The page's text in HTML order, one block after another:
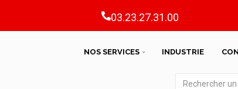
03.23.27.31.00
NOS SERVICES INDUSTRIE